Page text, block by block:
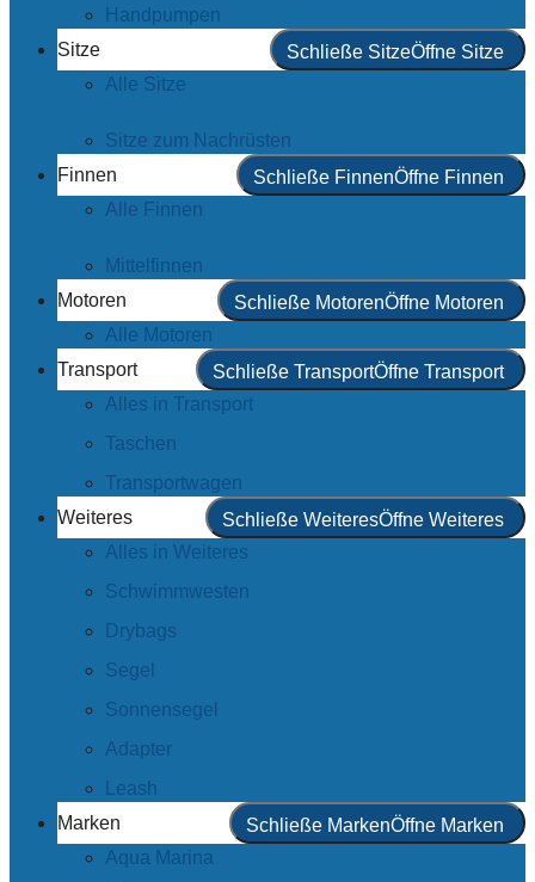
Handpumpen
Sitze
Schließe SitzeÖffne Sitze
Alle Sitze
Sitze zum Nachrüsten
Finnen
Schließe FinnenÖffne Finnen
Alle Finnen
Mittelfinnen
Motoren
Schließe MotorenÖffne Motoren
Alle Motoren
Transport
Schließe TransportÖffne Transport
Alles in Transport
Taschen
Transportwagen
Weiteres
Schließe WeiteresÖffne Weiteres
Alles in Weiteres
Schwimmwesten
Drybags
Segel
Sonnensegel
Adapter
Leash
Marken
Schließe MarkenÖffne Marken
Aqua Marina